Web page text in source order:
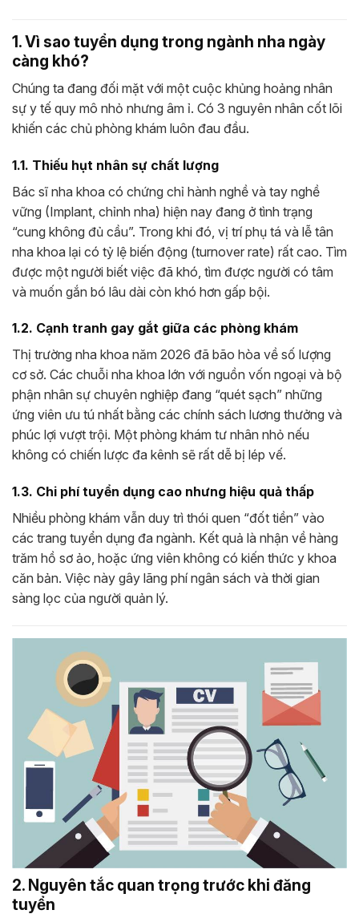
1. Vì sao tuyển dụng trong ngành nha ngày
càng khó?
Chúng ta đang đối mặt với một cuộc khủng hoảng nhân
sự y tế quy mô nhỏ nhưng âm ỉ. Có 3 nguyên nhân cốt lõi
khiến các chủ phòng khám luôn đau đầu.
1.1. Thiếu hụt nhân sự chất lượng
Bác sĩ nha khoa có chứng chỉ hành nghề và tay nghề
vững (Implant, chỉnh nha) hiện nay đang ở tình trạng
“cung không đủ cầu”. Trong khi đó, vị trí phụ tá và lễ tân
nha khoa lại có tỷ lệ biến động (turnover rate) rất cao. Tìm
được một người biết việc đã khó, tìm được người có tâm
và muốn gắn bó lâu dài còn khó hơn gấp bội.
1.2. Cạnh tranh gay gắt giữa các phòng khám
Thị trường nha khoa năm 2026 đã bão hòa về số lượng
cơ sở. Các chuỗi nha khoa lớn với nguồn vốn ngoại và bộ
phận nhân sự chuyên nghiệp đang “quét sạch” những
ứng viên ưu tú nhất bằng các chính sách lương thưởng và
phúc lợi vượt trội. Một phòng khám tư nhân nhỏ nếu
không có chiến lược đa kênh sẽ rất dễ bị lép vế.
1.3. Chi phí tuyển dụng cao nhưng hiệu quả thấp
Nhiều phòng khám vẫn duy trì thói quen “đốt tiền” vào
các trang tuyển dụng đa ngành. Kết quả là nhận về hàng
trăm hồ sơ ảo, hoặc ứng viên không có kiến thức y khoa
căn bản. Việc này gây lãng phí ngân sách và thời gian
sàng lọc của người quản lý.
2. Nguyên tắc quan trọng trước khi đăng
tuyển